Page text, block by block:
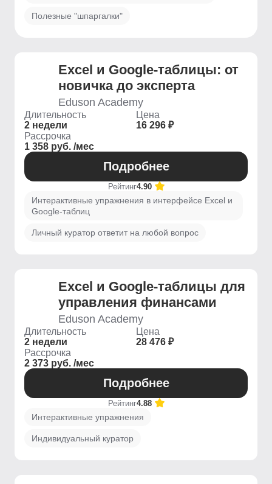
Полезные "шпаргалки"
Excel и Google-таблицы: от
новичка до эксперта
Eduson Academy
Длительность
2 недели
Цена
16 296 ₽
Рассрочка
1 358 руб. /мес
Подробнее
Рейтинг4.90
Интерактивные упражнения в интерфейсе Excel и
Google-таблиц
Личный куратор ответит на любой вопрос
Excel и Google-таблицы для
управления финансами
Eduson Academy
Длительность
2 недели
Цена
28 476 ₽
Рассрочка
2 373 руб. /мес
Подробнее
Рейтинг4.88
Интерактивные упражнения
Индивидуальный куратор